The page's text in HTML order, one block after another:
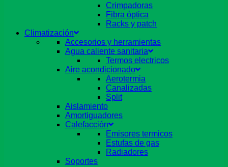
Crimpadoras
Fibra óptica
Racks y patch
Climatización
Accesorios y herramientas
Agua caliente sanitaria
Termos electricos
Aire acondicionado
Aerotermia
Canalizadas
Split
Aislamiento
Amortiguadores
Calefacción
Emisores termicos
Estufas de gas
Radiadores
Soportes